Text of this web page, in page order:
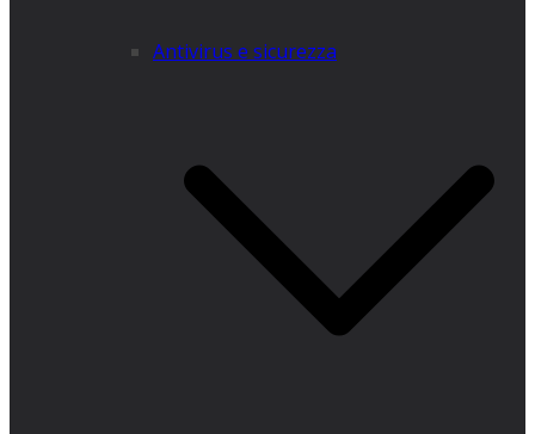
Antivirus e sicurezza